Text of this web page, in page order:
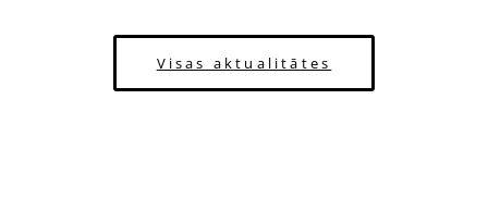
Visas aktualitātes